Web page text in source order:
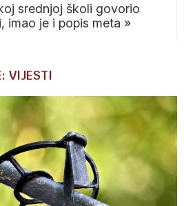
srednjoj školi govorio
imao je i popis meta »
VIJESTI